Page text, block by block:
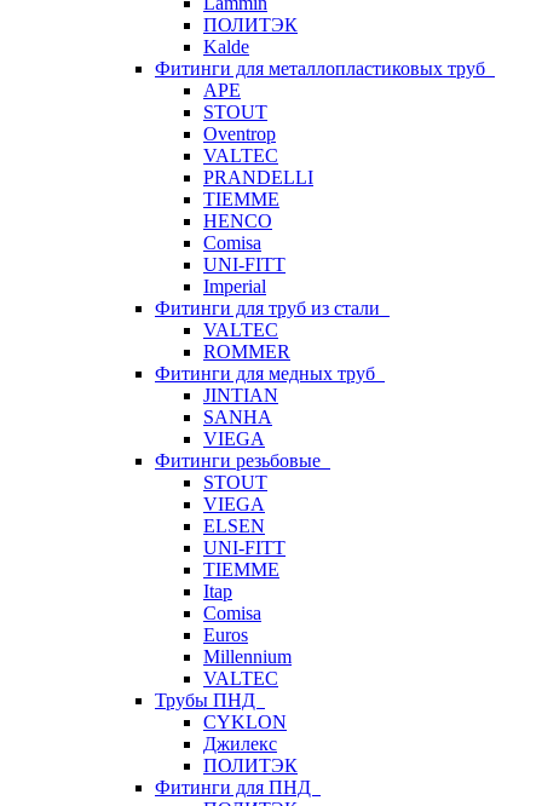
ПОЛИТЭК
Kalde
Фитинги для металлопластиковых труб
APE
STOUT
Oventrop
VALTEC
PRANDELLI
TIEMME
HENCO
Comisa
UNI-FITT
Imperial
Фитинги для труб из стали
VALTEC
ROMMER
Фитинги для медных труб
JINTIAN
SANHA
VIEGA
Фитинги резьбовые
STOUT
VIEGA
ELSEN
UNI-FITT
TIEMME
Itap
Comisa
Euros
Millennium
VALTEC
Трубы ПНД
CYKLON
Джилекс
ПОЛИТЭК
Фитинги для ПНД